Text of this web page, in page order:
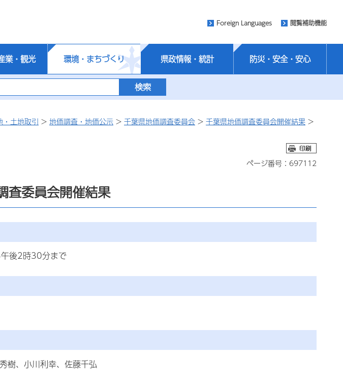
Foreign Languages 閲覧補助機能
業・観光 環境・まちづくり 県政情報・統計 防災・安全・安心
・土地取引 > 地価調査・地価公示 > 千葉県地価調査委員会 > 千葉県地価調査委員会開催結果 >
ページ番号：697112
査委員会開催結果
後2時30分まで
樹、小川利幸、佐藤千弘